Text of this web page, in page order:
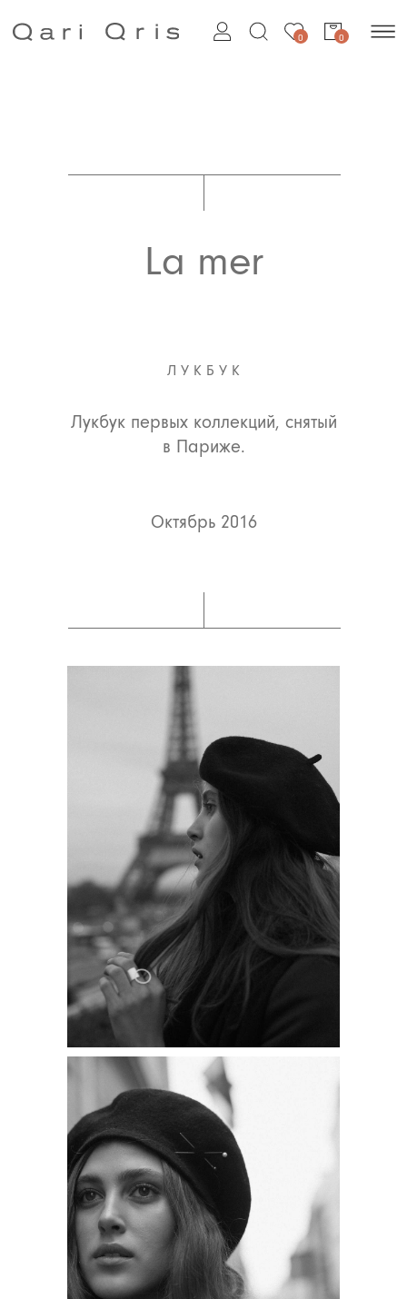
0
La mer
Октябрь 2016
Лукбук первых коллекций, снятый
в Париже.
Л У К Б У К